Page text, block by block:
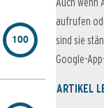
100
aufrufen
sind sie
Google-
ARTIKEL